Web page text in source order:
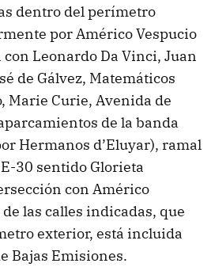
dentro del perímetro
por Américo Vespucio
Leonardo Da Vinci, Juan
de Gálvez, Matemáticos
Marie Curie, Avenida de
de la banda
Hermanos d’Eluyar), ramal
30 sentido Glorieta
con Américo
las calles indicadas, que
exterior, está incluida
Bajas Emisiones.